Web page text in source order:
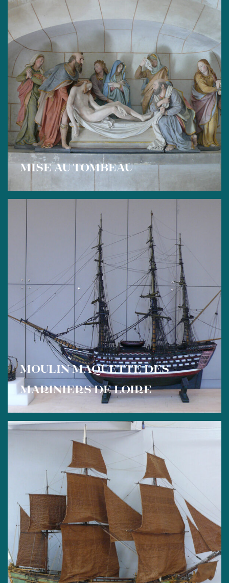
MISE AU TOMBEAU
MOULIN MAQUETTE DES
MARINIERS DE LOIRE